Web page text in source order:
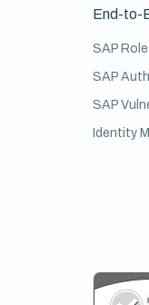
End-to-
SAP
SAP
SAP
Identity